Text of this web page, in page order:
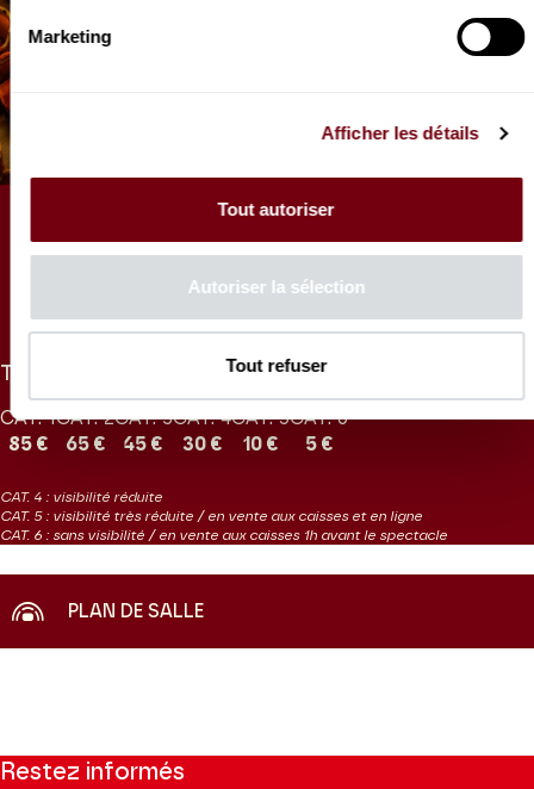
Marketing
Afficher les détails
Tout autoriser
Autoriser la sélection
Tout refuser
CAT. 1
85 €
CAT. 2
65 €
CAT. 3
45 €
CAT. 4
30 €
CAT. 5
10 €
CAT. 6
5 €
CAT. 4 : visibilité réduite
CAT. 5 : visibilité très réduite / en vente aux caisses et en ligne
CAT. 6 : sans visibilité / en vente aux caisses 1h avant le spectacle
PLAN DE SALLE
Restez informés